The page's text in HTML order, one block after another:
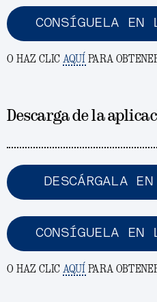
CONSÍGUELA EN
O HAZ CLIC AQUÍ PARA
Descarga de la
DESCÁRGALA
CONSÍGUELA EN
O HAZ CLIC AQUÍ PARA